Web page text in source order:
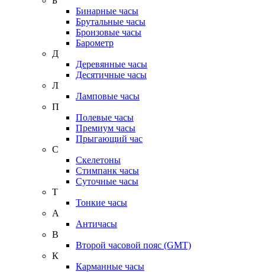
Бинарные часы
Брутальные часы
Бронзовые часы
Барометр
Д
Деревянные часы
Десятичные часы
Л
Ламповые часы
П
Полевые часы
Премиум часы
Прыгающий час
С
Скелетоны
Стимпанк часы
Суточные часы
Т
Тонкие часы
А
Античасы
В
Второй часовой пояс (GMT)
К
Карманные часы